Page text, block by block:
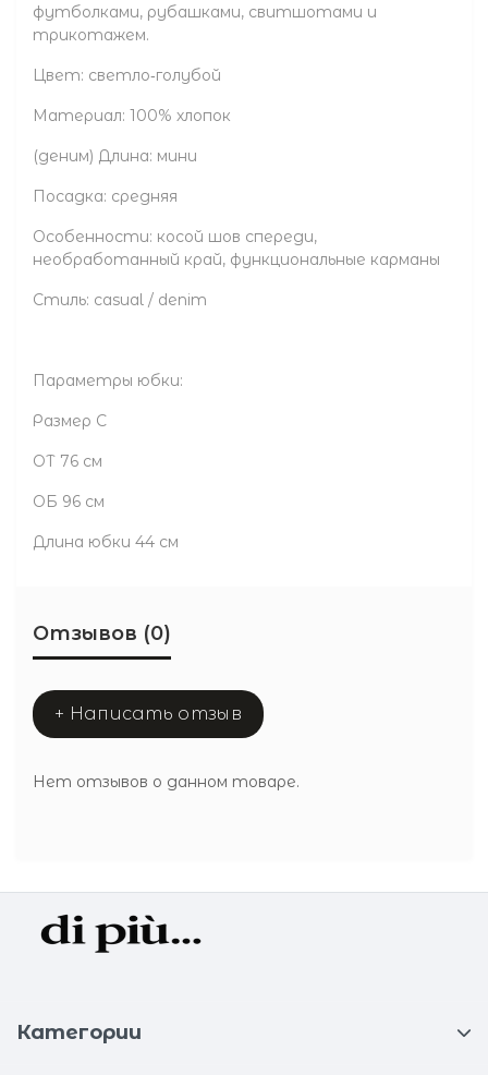
футболками, рубашками, свитшотами и
трикотажем.
Цвет: светло‑голубой
Материал: 100% хлопок
(деним) Длина: мини
Посадка: средняя
Особенности: косой шов спереди,
необработанный край, функциональные карманы
Стиль: casual / denim
Параметры юбки:
Размер С
ОТ 76 см
ОБ 96 см
Длина юбки 44 см
Отзывов (0)
+ Написать отзыв
Нет отзывов о данном товаре.
Категории